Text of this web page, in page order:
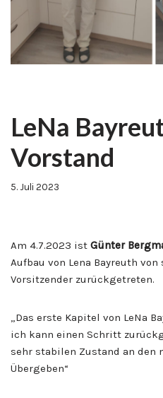
LeNa
Vorstand
5. Juli 2023
Am 4.7.2023 ist Günter
Aufbau von Lena Bayreuth von
Vorsitzender zurückgetreten.
„Das erste Kapitel von LeNa
ich kann einen Schritt
sehr stabilen Zustand an den
Übergeben“